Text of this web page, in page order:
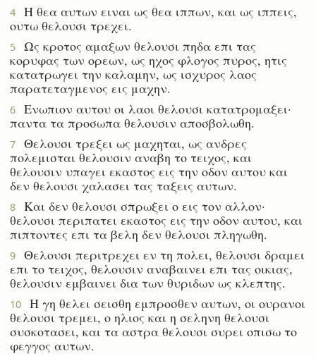
4
Η θεα αυτων ειναι ως θεα ιππων, και ως ιππεις,
ουτω θελουσι τρεχει.
5
Ως κροτος αμαξων θελουσι πηδα επι τας
κορυφας των ορεων, ως ηχος φλογος πυρος, ητις
κατατρωγει την καλαμην, ως ισχυρος λαος
παρατεταγμενος εις μαχην.
6
Ενωπιον αυτου οι λαοι θελουσι κατατρομαξει·
παντα τα προσωπα θελουσιν αποσβολωθη.
7
Θελουσι τρεξει ως μαχηται, ως ανδρες
πολεμισται θελουσιν αναβη το τειχος, και
θελουσιν υπαγει εκαστος εις την οδον αυτου και
δεν θελουσι χαλασει τας ταξεις αυτων.
8
Και δεν θελουσι σπρωξει ο εις τον αλλον·
θελουσι περιπατει εκαστος εις την οδον αυτου, και
πιπτοντες επι τα βελη δεν θελουσι πληγωθη.
9
Θελουσι περιτρεχει εν τη πολει, θελουσι δραμει
επι το τειχος, θελουσιν αναβαινει επι τας οικιας,
θελουσιν εμβαινει δια των θυριδων ως κλεπτης.
10
Η γη θελει σεισθη εμπροσθεν αυτων, οι ουρανοι
θελουσι τρεμει, ο ηλιος και η σεληνη θελουσι
συσκοτασει, και τα αστρα θελουσι συρει οπισω το
φεγγος αυτων.